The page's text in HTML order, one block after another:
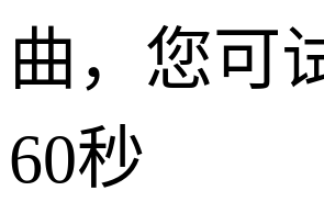
曲，您可
60秒